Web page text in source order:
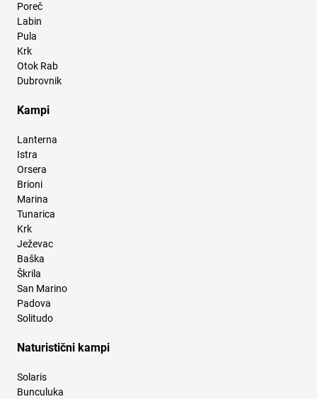
Poreč
Labin
Pula
Krk
Otok Rab
Dubrovnik
Kampi
Lanterna
Istra
Orsera
Brioni
Marina
Tunarica
Krk
Ježevac
Baška
Škrila
San Marino
Padova
Solitudo
Naturistični kampi
Solaris
Bunculuka